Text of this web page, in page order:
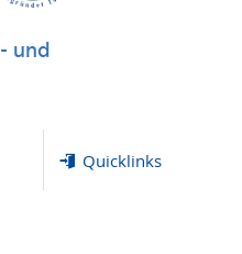
und
Quicklinks